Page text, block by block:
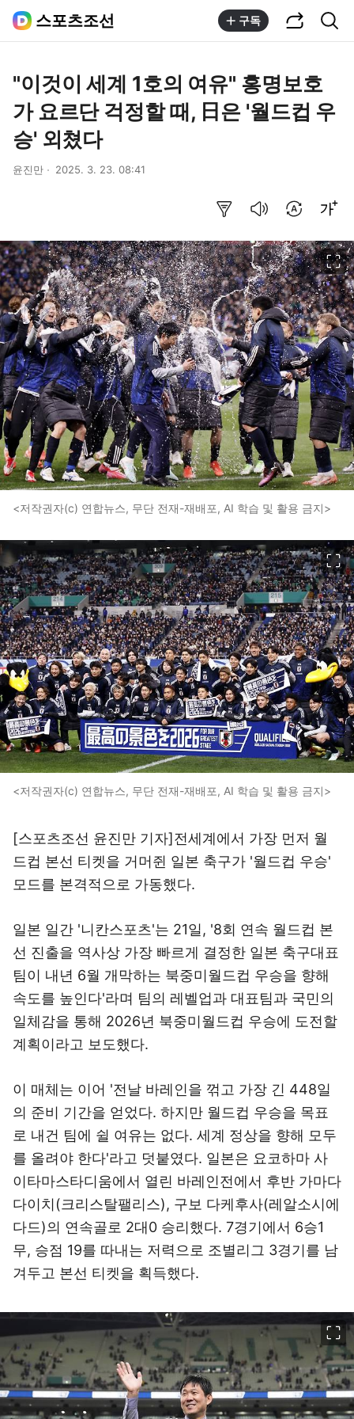
스포츠조선 구독
"이것이 세계 1호의 여유" 홍명보호
가 요르단 걱정할 때, 日은 '월드컵 우
승' 외쳤다
윤진만 2025. 3. 23. 08:41
<저작권자(c) 연합뉴스, 무단 전재-재배포, AI 학습 및 활용 금지>
<저작권자(c) 연합뉴스, 무단 전재-재배포, AI 학습 및 활용 금지>
[스포츠조선 윤진만 기자]전세계에서 가장 먼저 월
드컵 본선 티켓을 거머쥔 일본 축구가 '월드컵 우승'
모드를 본격적으로 가동했다.
일본 일간 '니칸스포츠'는 21일, '8회 연속 월드컵 본
선 진출을 역사상 가장 빠르게 결정한 일본 축구대표
팀이 내년 6월 개막하는 북중미월드컵 우승을 향해
속도를 높인다'라며 팀의 레벨업과 대표팀과 국민의
일체감을 통해 2026년 북중미월드컵 우승에 도전할
계획이라고 보도했다.
이 매체는 이어 '전날 바레인을 꺾고 가장 긴 448일
의 준비 기간을 얻었다. 하지만 월드컵 우승을 목표
로 내건 팀에 쉴 여유는 없다. 세계 정상을 향해 모두
를 올려야 한다'라고 덧붙였다. 일본은 요코하마 사
이타마스타디움에서 열린 바레인전에서 후반 가마다
다이치(크리스탈팰리스), 구보 다케후사(레알소시에
다드)의 연속골로 2대0 승리했다. 7경기에서 6승1
무, 승점 19를 따내는 저력으로 조별리그 3경기를 남
겨두고 본선 티켓을 획득했다.